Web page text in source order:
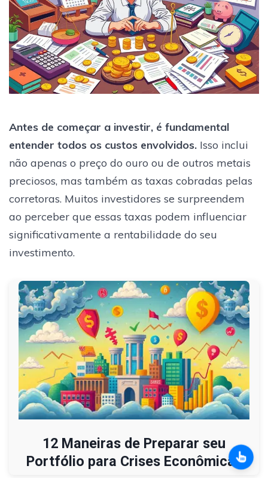
Antes de começar a investir, é fundamental
entender todos os custos envolvidos. Isso inclui
não apenas o preço do ouro ou de outros metais
preciosos, mas também as taxas cobradas pelas
corretoras. Muitos investidores se surpreendem
ao perceber que essas taxas podem influenciar
significativamente a rentabilidade do seu
investimento.
12 Maneiras de Preparar seu
Portfólio para Crises Econômicas